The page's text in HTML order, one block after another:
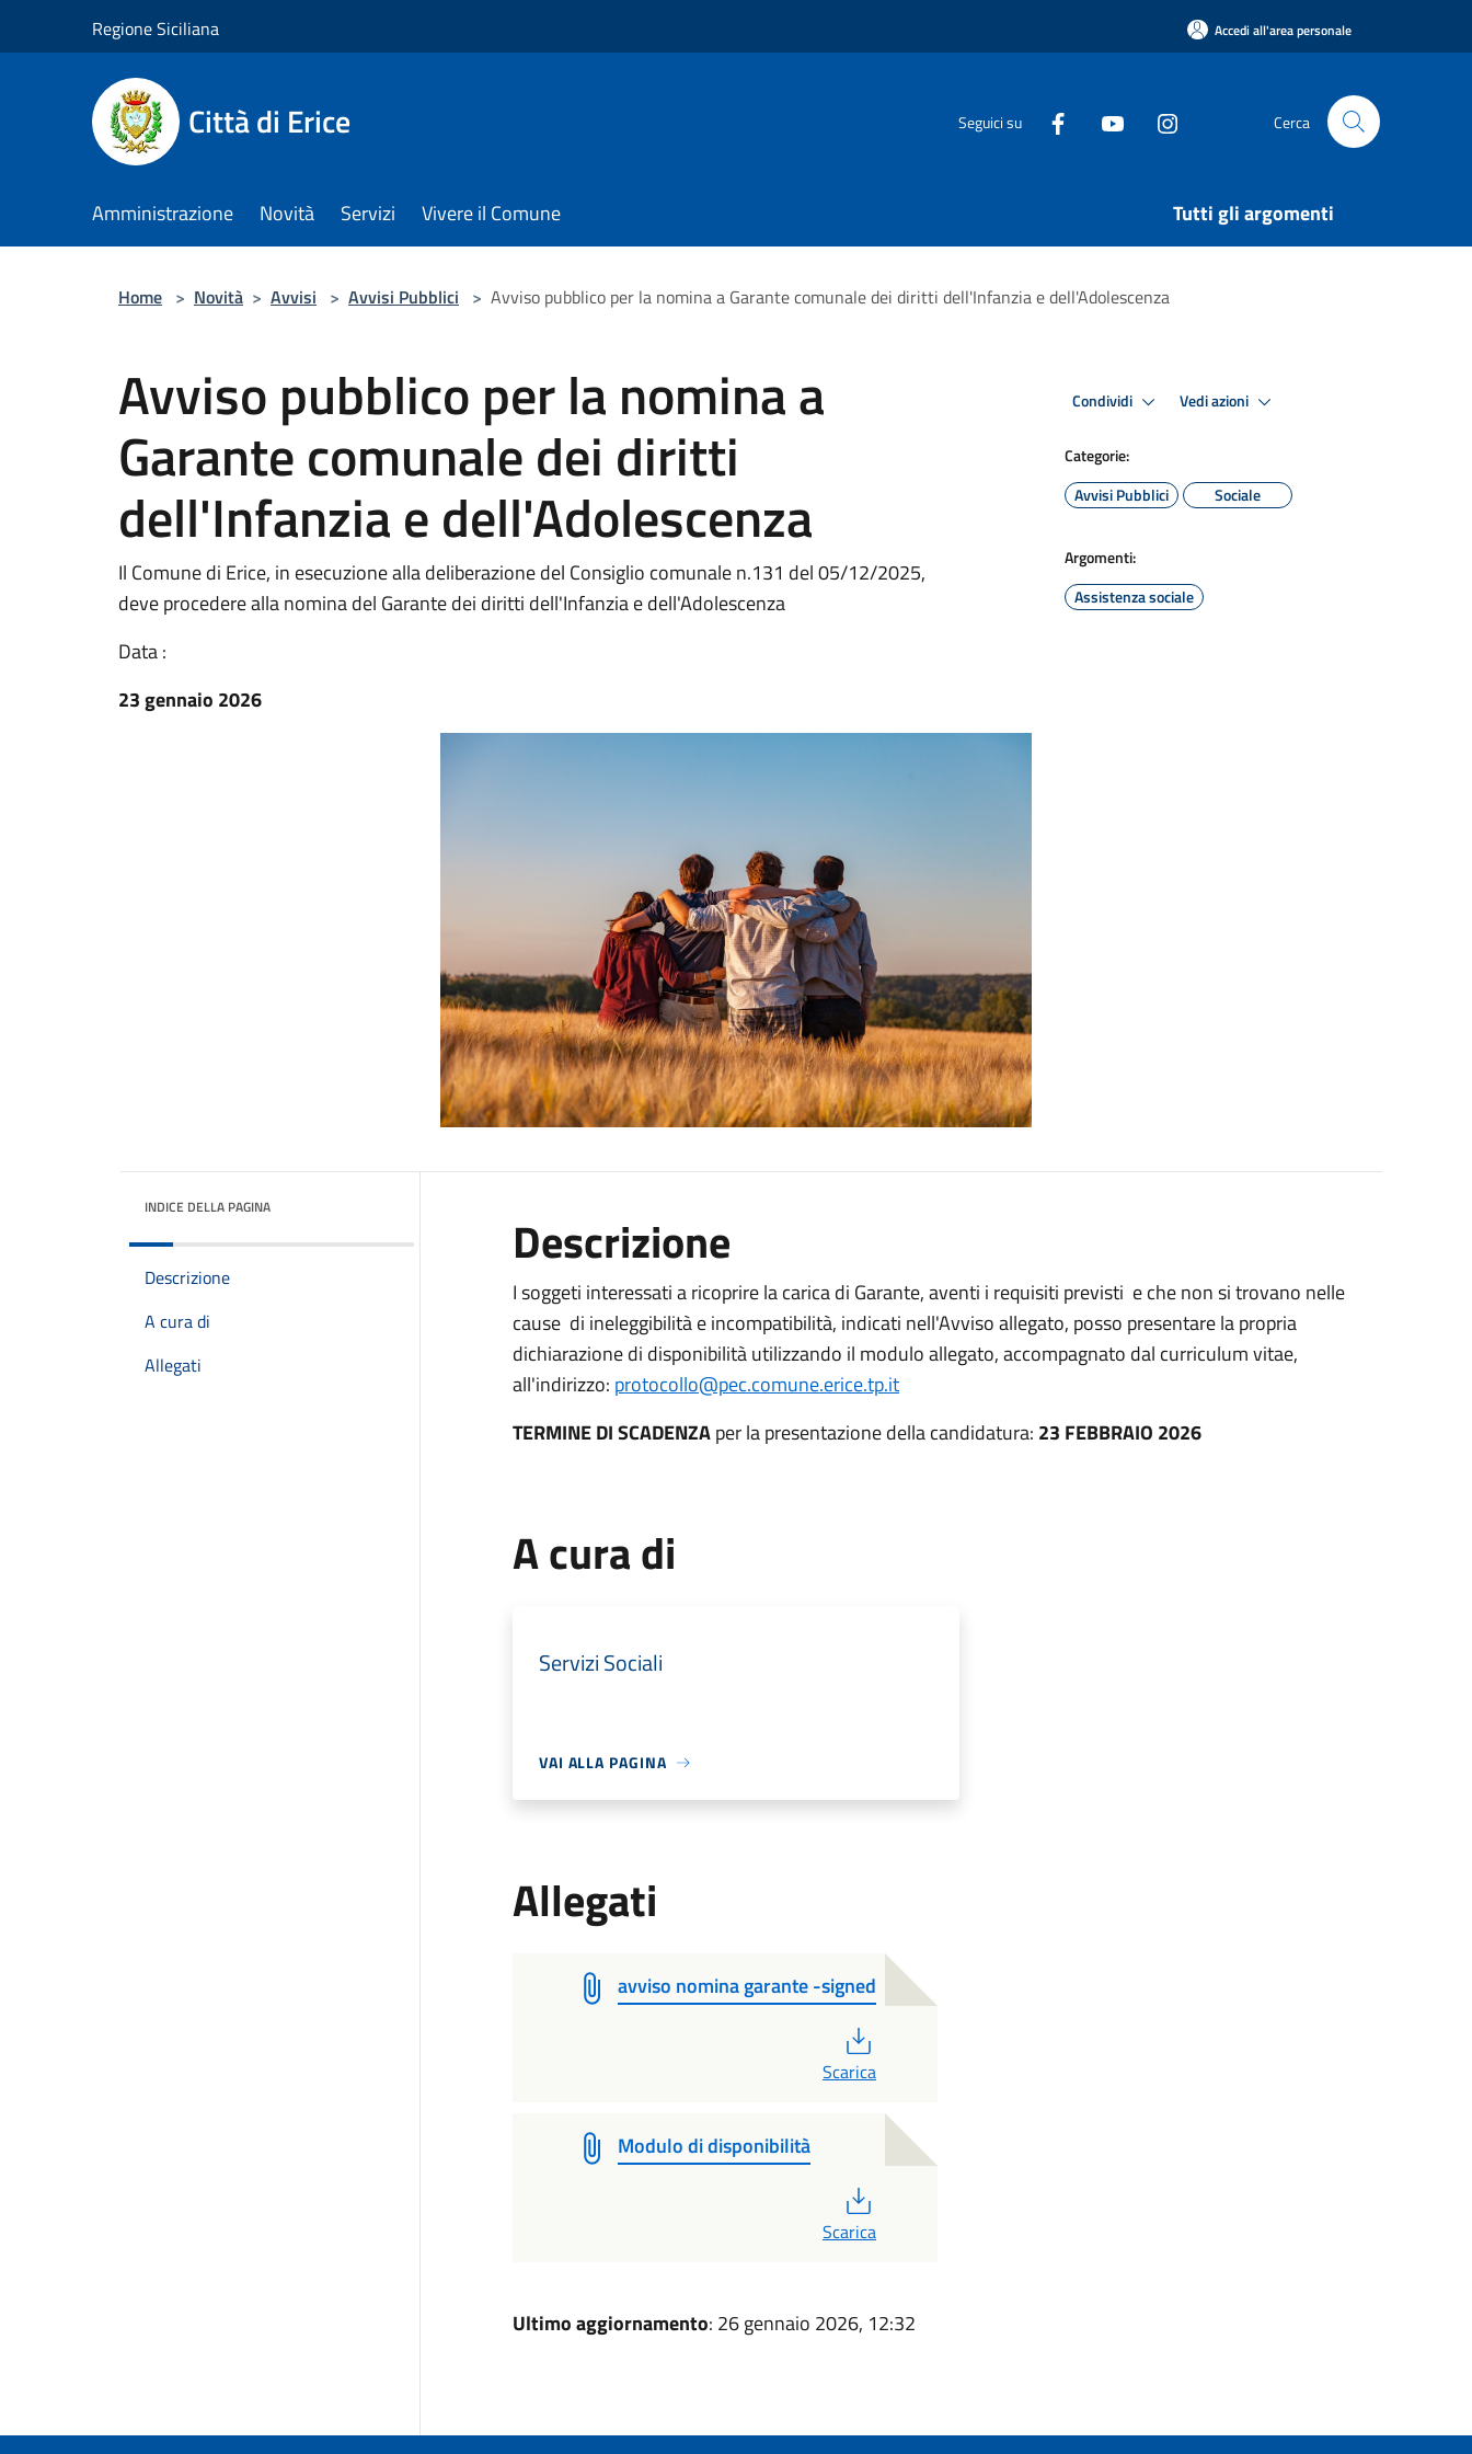
Regione Siciliana Accedi all'area personale
Città di Erice Seguici su Cerca
Amministrazione Novità Servizi Vivere il Comune Tutti gli argomenti
Home > Novità > Avvisi > Avvisi Pubblici > Avviso pubblico per la nomina a Garante comunale dei diritti dell'Infanzia e dell'Adolescenza
Avviso pubblico per la nomina a
Garante comunale dei diritti
dell'Infanzia e dell'Adolescenza
Il Comune di Erice, in esecuzione alla deliberazione del Consiglio comunale n.131 del 05/12/2025,
deve procedere alla nomina del Garante dei diritti dell'Infanzia e dell'Adolescenza
Data :
23 gennaio 2026
Condividi Vedi azioni
Categorie:
Avvisi Pubblici
Sociale
Argomenti:
Assistenza sociale
INDICE DELLA PAGINA
Descrizione
A cura di
Allegati
Descrizione
I soggeti interessati a ricoprire la carica di Garante, aventi i requisiti previsti e che non si trovano nelle
cause di ineleggibilità e incompatibilità, indicati nell'Avviso allegato, posso presentare la propria
dichiarazione di disponibilità utilizzando il modulo allegato, accompagnato dal curriculum vitae,
all'indirizzo: protocollo@pec.comune.erice.tp.it
TERMINE DI SCADENZAper la presentazione della candidatura: 23 FEBBRAIO 2026
A cura di
Servizi Sociali
VAI ALLA PAGINA
Allegati
avviso nomina garante -signed
Scarica
Modulo di disponibilità
Scarica
Ultimo aggiornamento: 26 gennaio 2026, 12:32